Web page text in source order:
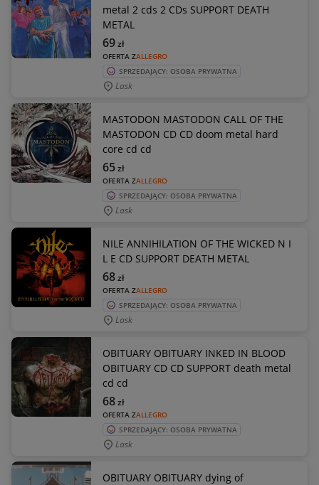
metal 2 cds 2 CDs SUPPORT DEATH
METAL
OFERTA ZALLEGRO
69zł
SPRZEDAJĄCY: OSOBA PRYWATNA
Lask
MASTODON MASTODON CALL OF THE
MASTODON CD CD doom metal hard
core cd cd
OFERTA ZALLEGRO
65zł
SPRZEDAJĄCY: OSOBA PRYWATNA
Lask
NILE ANNIHILATION OF THE WICKED N I
L E CD SUPPORT DEATH METAL
OFERTA ZALLEGRO
68zł
SPRZEDAJĄCY: OSOBA PRYWATNA
Lask
OBITUARY OBITUARY INKED IN BLOOD
OBITUARY CD CD SUPPORT death metal
cd cd
OFERTA ZALLEGRO
68zł
SPRZEDAJĄCY: OSOBA PRYWATNA
Lask
OBITUARY OBITUARY dying of